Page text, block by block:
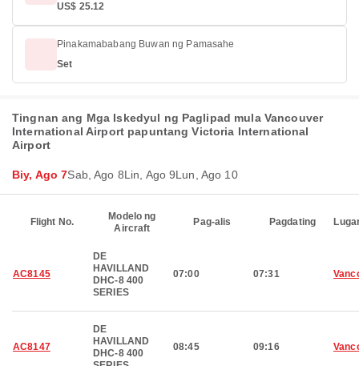
US$ 25.12
Pinakamababang Buwan ng Pamasahe
Set
Tingnan ang Mga Iskedyul ng Paglipad mula Vancouver
International Airport papuntang Victoria International
Airport
Biy, Ago 7Sab, Ago 8Lin, Ago 9Lun, Ago 10
Flight No.
Modelo ng
Aircraft
Pag-alis Pagdating
AC8145
DE
HAVILLAND
DHC-8 400
SERIES
07:00 07:31
AC8147
DE
HAVILLAND
DHC-8 400
08:45 09:16